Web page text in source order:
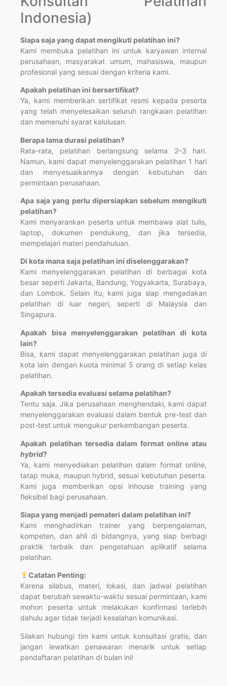
Indonesia)
Siapa saja yang dapat mengikuti pelatihan ini?
Kami membuka pelatihan ini untuk karyawan internal
perusahaan, masyarakat umum, mahasiswa, maupun
profesional yang sesuai dengan kriteria kami.
Apakah pelatihan ini bersertifikat?
Ya, kami memberikan sertifikat resmi kepada peserta
yang telah menyelesaikan seluruh rangkaian pelatihan
dan memenuhi syarat kelulusan.
Berapa lama durasi pelatihan?
Rata-rata, pelatihan berlangsung selama 2–3 hari.
Namun, kami dapat menyelenggarakan pelatihan 1 hari
dan menyesuaikannya dengan kebutuhan dan
permintaan perusahaan.
Apa saja yang perlu dipersiapkan sebelum mengikuti
pelatihan?
Kami menyarankan peserta untuk membawa alat tulis,
laptop, dokumen pendukung, dan jika tersedia,
mempelajari materi pendahuluan.
Di kota mana saja pelatihan ini diselenggarakan?
Kami menyelenggarakan pelatihan di berbagai kota
besar seperti Jakarta, Bandung, Yogyakarta, Surabaya,
dan Lombok. Selain itu, kami juga siap mengadakan
pelatihan di luar negeri, seperti di Malaysia dan
Singapura.
Apakah bisa menyelenggarakan pelatihan di kota
lain?
Bisa, kami dapat menyelenggarakan pelatihan juga di
kota lain dengan kuota minimal 5 orang di setiap kelas
pelatihan.
Apakah tersedia evaluasi selama pelatihan?
Tentu saja. Jika perusahaan menghendaki, kami dapat
menyelenggarakan evaluasi dalam bentuk pre-test dan
post-test untuk mengukur perkembangan peserta.
Apakah pelatihan tersedia dalam format online atau
hybrid?
Ya, kami menyediakan pelatihan dalam format online,
tatap muka, maupun hybrid, sesuai kebutuhan peserta.
Kami juga memberikan opsi inhouse training yang
fleksibel bagi perusahaan.
Siapa yang menjadi pemateri dalam pelatihan ini?
Kami menghadirkan trainer yang berpengalaman,
kompeten, dan ahli di bidangnya, yang siap berbagi
praktik terbaik dan pengetahuan aplikatif selama
pelatihan.
Catatan Penting:
Karena silabus, materi, lokasi, dan jadwal pelatihan
dapat berubah sewaktu-waktu sesuai permintaan, kami
mohon peserta untuk melakukan konfirmasi terlebih
dahulu agar tidak terjadi kesalahan komunikasi.
Silakan hubungi tim kami untuk konsultasi gratis, dan
jangan lewatkan penawaran menarik untuk setiap
pendaftaran pelatihan di bulan ini!